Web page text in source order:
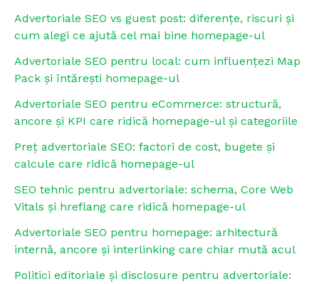
Advertoriale SEO vs guest post: diferențe, riscuri și
cum alegi ce ajută cel mai bine homepage-ul
Advertoriale SEO pentru local: cum influențezi Map
Pack și întărești homepage-ul
Advertoriale SEO pentru eCommerce: structură,
ancore și KPI care ridică homepage-ul și categoriile
Preț advertoriale SEO: factori de cost, bugete și
calcule care ridică homepage-ul
SEO tehnic pentru advertoriale: schema, Core Web
Vitals și hreflang care ridică homepage-ul
Advertoriale SEO pentru homepage: arhitectură
internă, ancore și interlinking care chiar mută acul
Politici editoriale și disclosure pentru advertoriale: